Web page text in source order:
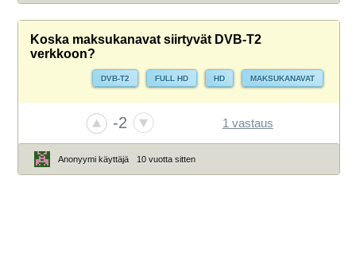
Koska maksukanavat siirtyvät DVB-T2
verkkoon?
DVB-T2 FULL HD HD MAKSUKANAVAT
-2 1 vastaus
Anonyymi käyttäjä 10 vuotta sitten